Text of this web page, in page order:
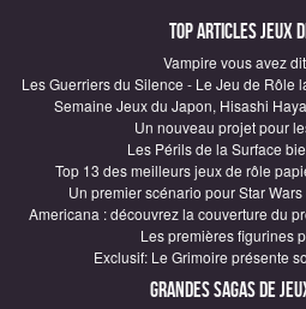
Top articles Jeux
Vampire vous avez
Les Guerriers du Silence - Le Jeu de Rôle
Semaine Jeux du Japon, Hisashi
Un nouveau projet pour
Les Périls de la Surface
Top 13 des meilleurs jeux de rôle
Un premier scénario pour Star
Americana : découvrez la couverture du
Les premières figurines
Exclusif: Le Grimoire présente
Grandes sagas de